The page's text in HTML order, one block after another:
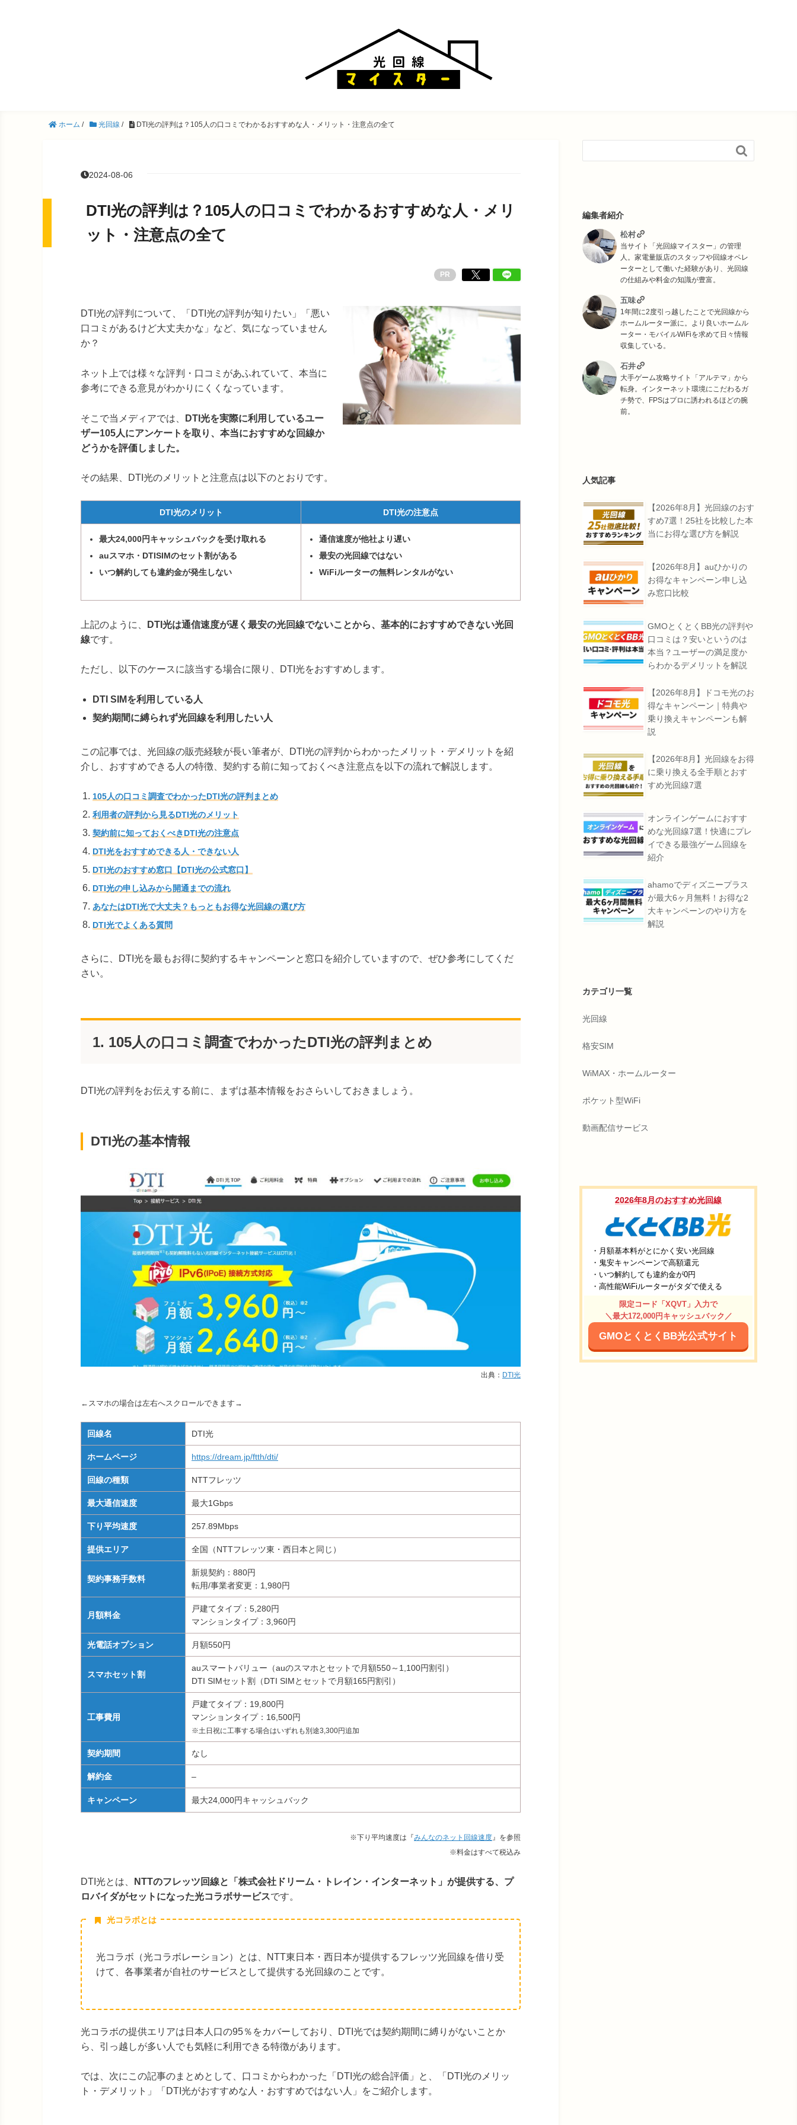
ホーム / 光回線 / DTI光の評判は？105人の口コミでわかるおすすめな人・メリット・注意点の全て
2024-08-06
DTI光の評判は？105人の口コミでわかるおすすめな人・メリ
ット・注意点の全て
PR
DTI光の評判について、「DTI光の評判が知りたい」「悪い
口コミがあるけど大丈夫かな」など、気になっていません
か？
ネット上では様々な評判・口コミがあふれていて、本当に
参考にできる意見がわかりにくくなっています。
そこで当メディアでは、
DTI光を実際に利用しているユー
ザー105人にアンケートを取り、本当におすすめな回線か
どうかを評価しました。
その結果、DTI光のメリットと注意点は以下のとおりです。
DTI光のメリット DTI光の注意点
最大24,000円キャッシュバックを受け取れる
auスマホ・DTISIMのセット割がある
いつ解約しても違約金が発生しない
通信速度が他社より遅い
最安の光回線ではない
WiFiルーターの無料レンタルがない
上記のように、
DTI光は通信速度が遅く最安の光回線でないことから、基本的におすすめできない光回
線です。
ただし、以下のケースに該当する場合に限り、DTI光をおすすめします。
DTI SIMを利用している人
契約期間に縛られず光回線を利用したい人
この記事では、光回線の販売経験が長い筆者が、DTI光の評判からわかったメリット・デメリットを紹
介し、おすすめできる人の特徴、契約する前に知っておくべき注意点を以下の流れで解説します。
105人の口コミ調査でわかったDTI光の評判まとめ
利用者の評判から見るDTI光のメリット
契約前に知っておくべきDTI光の注意点
DTI光をおすすめできる人・できない人
DTI光のおすすめ窓口【DTI光の公式窓口】
DTI光の申し込みから開通までの流れ
あなたはDTI光で大丈夫？もっともお得な光回線の選び方
DTI光でよくある質問
さらに、DTI光を最もお得に契約するキャンペーンと窓口を紹介していますので、ぜひ参考にしてくだ
さい。
1. 105人の口コミ調査でわかったDTI光の評判まとめ
DTI光の評判をお伝えする前に、まずは基本情報をおさらいしておきましょう。
DTI光の基本情報
出典： DTI光
←スマホの場合は左右へスクロールできます→
回線名 DTI光
ホームページ https://dream.jp/ftth/dti/
回線の種類 NTTフレッツ
最大通信速度 最大1Gbps
下り平均速度 257.89Mbps
提供エリア 全国（NTTフレッツ東・西日本と同じ）
契約事務手数料
新規契約：880円
転用/事業者変更：1,980円
月額料金
戸建てタイプ：5,280円
マンションタイプ：3,960円
光電話オプション 月額550円
スマホセット割
auスマートバリュー（auのスマホとセットで月額550～1,100円割引）
DTI SIMセット割（DTI SIMとセットで月額165円割引）
工事費用
戸建てタイプ：19,800円
マンションタイプ：16,500円
※土日祝に工事する場合はいずれも別途3,300円追加
契約期間 なし
解約金 –
キャンペーン 最大24,000円キャッシュバック
※下り平均速度は『みんなのネット回線速度』を参照
※料金はすべて税込み
DTI光とは、
NTTのフレッツ回線と「株式会社ドリーム・トレイン・インターネット」が提供する、プ
ロバイダがセットになった光コラボサービスです。
光コラボとは
光コラボ（光コラボレーション）とは、NTT東日本・西日本が提供するフレッツ光回線を借り受
けて、各事業者が自社のサービスとして提供する光回線のことです。
光コラボの提供エリアは日本人口の95％をカバーしており、DTI光では契約期間に縛りがないことか
ら、引っ越しが多い人でも気軽に利用できる特徴があります。
では、次にこの記事のまとめとして、口コミからわかった「DTI光の総合評価」と、「DTI光のメリッ
ト・デメリット」「DTI光がおすすめな人・おすすめではない人」をご紹介します。

編集者紹介
松村
当サイト「光回線マイスター」の管理
人。家電量販店のスタッフや回線オペレ
ーターとして働いた経験があり、光回線
の仕組みや料金の知識が豊富。
五味
1年間に2度引っ越したことで光回線から
ホームルーター派に。より良いホームル
ーター・モバイルWiFiを求めて日々情報
収集している。
石井
大手ゲーム攻略サイト「アルテマ」から
転身。インターネット環境にこだわるガ
チ勢で、FPSはプロに誘われるほどの腕
前。
人気記事
【2026年8月】光回線のおす
すめ7選！25社を比較した本
当にお得な選び方を解説
【2026年8月】auひかりの
お得なキャンペーン申し込
み窓口比較
GMOとくとくBB光の評判や
口コミは？安いというのは
本当？ユーザーの満足度か
らわかるデメリットを解説
【2026年8月】ドコモ光のお
得なキャンペーン｜特典や
乗り換えキャンペーンも解
説
【2026年8月】光回線をお得
に乗り換える全手順とおす
すめ光回線7選
オンラインゲームにおすす
めな光回線7選！快適にプレ
イできる最強ゲーム回線を
紹介
ahamoでディズニープラス
が最大6ヶ月無料！お得な2
大キャンペーンのやり方を
解説
カテゴリ一覧
光回線
格安SIM
WiMAX・ホームルーター
ポケット型WiFi
動画配信サービス
2026年8月のおすすめ光回線
・月額基本料がとにかく安い光回線
・鬼安キャンペーンで高額還元
・いつ解約しても違約金が0円
・高性能WiFiルーターがタダで使える
限定コード「XQVT」入力で
＼最大172,000円キャッシュバック／
GMOとくとくBB光公式サイト